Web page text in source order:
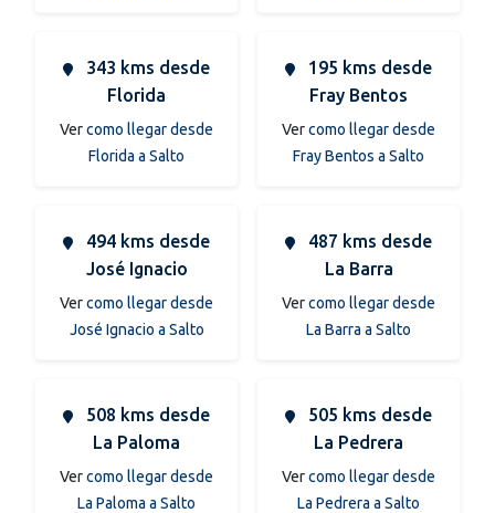
343 kms desde
Florida
Vercomo llegar desde
Florida a Salto
195 kms desde
Fray Bentos
Vercomo llegar desde
Fray Bentos a Salto
494 kms desde
José Ignacio
Vercomo llegar desde
José Ignacio a Salto
487 kms desde
La Barra
Vercomo llegar desde
La Barra a Salto
508 kms desde
La Paloma
Vercomo llegar desde
La Paloma a Salto
505 kms desde
La Pedrera
Vercomo llegar desde
La Pedrera a Salto